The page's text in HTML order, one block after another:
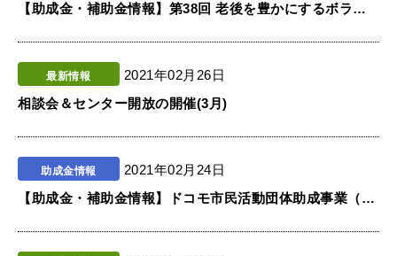
【助成金・補助金情報】第38回 老後を豊かにするボランティア活動資金助成事業(公益財団法人みずほ教育福祉財団)
最新情報
2021年02月26日
相談会＆センター開放の開催(3月)
助成金情報
2021年02月24日
【助成金・補助金情報】ドコモ市民活動団体助成事業（NPO法人モバイル・コミュニケーション・ファンド（MCF）事務局）